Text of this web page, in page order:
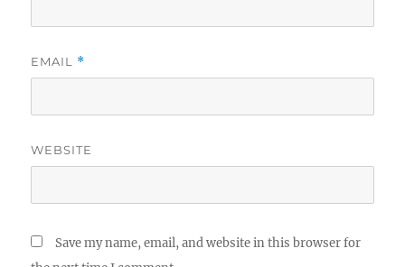
EMAIL *
WEBSITE
Save my name, email, and website in this browser for